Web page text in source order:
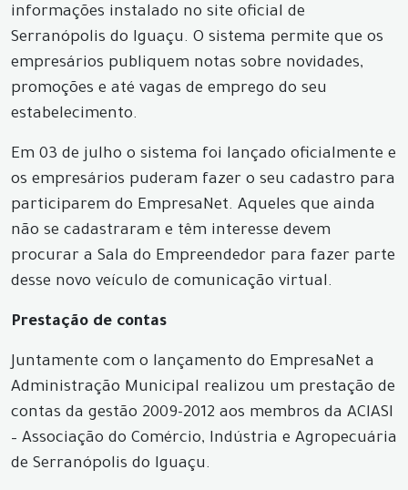
informações instalado no site oficial de
Serranópolis do Iguaçu. O sistema permite que os
empresários publiquem notas sobre novidades,
promoções e até vagas de emprego do seu
estabelecimento.
Em 03 de julho o sistema foi lançado oficialmente e
os empresários puderam fazer o seu cadastro para
participarem do EmpresaNet. Aqueles que ainda
não se cadastraram e têm interesse devem
procurar a Sala do Empreendedor para fazer parte
desse novo veículo de comunicação virtual.
Prestação de contas
Juntamente com o lançamento do EmpresaNet a
Administração Municipal realizou um prestação de
contas da gestão 2009-2012 aos membros da ACIASI
– Associação do Comércio, Indústria e Agropecuária
de Serranópolis do Iguaçu.